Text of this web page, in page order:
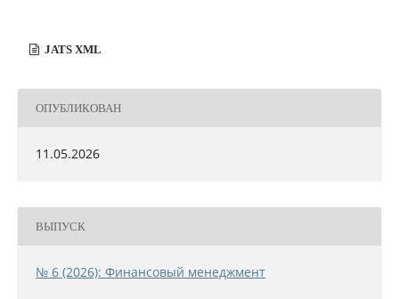
JATS XML
ОПУБЛИКОВАН
11.05.2026
ВЫПУСК
№ 6 (2026): Финансовый менеджмент